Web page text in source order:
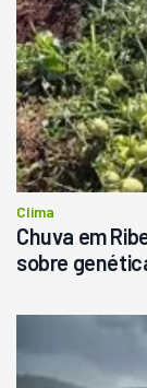
Clima
Chuva em
sobre